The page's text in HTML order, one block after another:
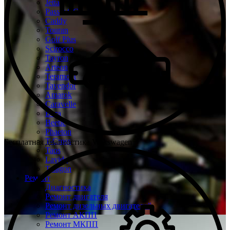
Jetta
Passat CC
Caddy
Touran
Golf Plus
Scirocco
Tayron
Arteon
Teramont
Tavendor
Amarok
Caravelle
Bora
Beetle
Phaeton
T-Cross
Taos
Lavida
Talagon
Ремонт
Диагностика
Ремонт двигателя
Ремонт дизельных двигателей
Ремонт АКПП
Ремонт МКПП
Бесплатная диагностика Volkswagen